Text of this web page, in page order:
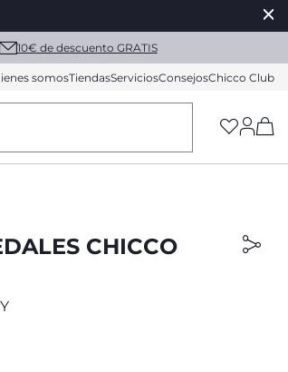
10€ de descuento GRATIS
somosTiendasServiciosConsejosChicco Club
CHICCO